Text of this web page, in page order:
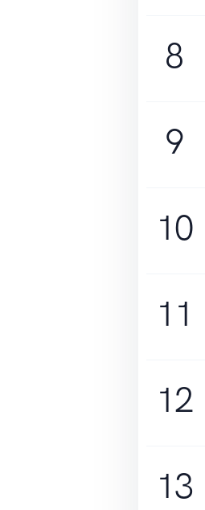
8
9
10
11
12
13